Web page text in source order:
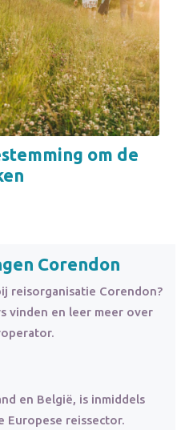
om de
Corendon
reisorganisatie Corendon?
vinden en leer meer over
en België, is inmiddels
Europese reissector.